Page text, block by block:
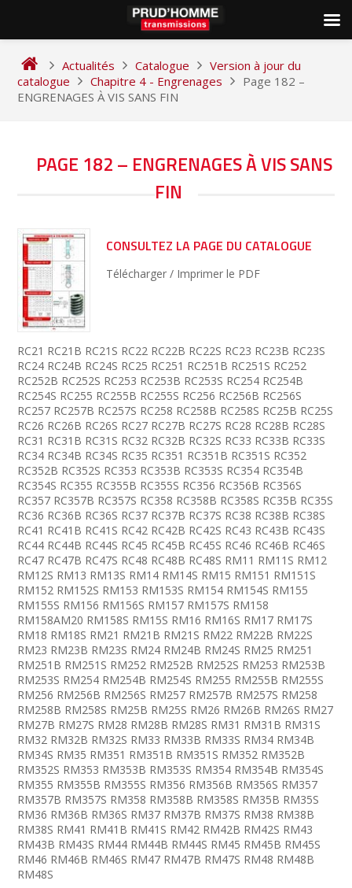
content
Actualités Catalogue
Version à jour du
catalogue
Chapitre 4 - Engrenages
Page 182 –
ENGRENAGES À VIS SANS FIN
PAGE 182 – ENGRENAGES À VIS SANS
FIN
CONSULTEZ LA PAGE DU CATALOGUE
Télécharger / Imprimer le PDF
RC21 RC21B RC21S RC22 RC22B RC22S RC23 RC23B RC23S
RC24 RC24B RC24S RC25 RC251 RC251B RC251S RC252
RC252B RC252S RC253 RC253B RC253S RC254 RC254B
RC254S RC255 RC255B RC255S RC256 RC256B RC256S
RC257 RC257B RC257S RC258 RC258B RC258S RC25B RC25S
RC26 RC26B RC26S RC27 RC27B RC27S RC28 RC28B RC28S
RC31 RC31B RC31S RC32 RC32B RC32S RC33 RC33B RC33S
RC34 RC34B RC34S RC35 RC351 RC351B RC351S RC352
RC352B RC352S RC353 RC353B RC353S RC354 RC354B
RC354S RC355 RC355B RC355S RC356 RC356B RC356S
RC357 RC357B RC357S RC358 RC358B RC358S RC35B RC35S
RC36 RC36B RC36S RC37 RC37B RC37S RC38 RC38B RC38S
RC41 RC41B RC41S RC42 RC42B RC42S RC43 RC43B RC43S
RC44 RC44B RC44S RC45 RC45B RC45S RC46 RC46B RC46S
RC47 RC47B RC47S RC48 RC48B RC48S RM11 RM11S RM12
RM12S RM13 RM13S RM14 RM14S RM15 RM151 RM151S
RM152 RM152S RM153 RM153S RM154 RM154S RM155
RM155S RM156 RM156S RM157 RM157S RM158
RM158AM20 RM158S RM15S RM16 RM16S RM17 RM17S
RM18 RM18S RM21 RM21B RM21S RM22 RM22B RM22S
RM23 RM23B RM23S RM24 RM24B RM24S RM25 RM251
RM251B RM251S RM252 RM252B RM252S RM253 RM253B
RM253S RM254 RM254B RM254S RM255 RM255B RM255S
RM256 RM256B RM256S RM257 RM257B RM257S RM258
RM258B RM258S RM25B RM25S RM26 RM26B RM26S RM27
RM27B RM27S RM28 RM28B RM28S RM31 RM31B RM31S
RM32 RM32B RM32S RM33 RM33B RM33S RM34 RM34B
RM34S RM35 RM351 RM351B RM351S RM352 RM352B
RM352S RM353 RM353B RM353S RM354 RM354B RM354S
RM355 RM355B RM355S RM356 RM356B RM356S RM357
RM357B RM357S RM358 RM358B RM358S RM35B RM35S
RM36 RM36B RM36S RM37 RM37B RM37S RM38 RM38B
RM38S RM41 RM41B RM41S RM42 RM42B RM42S RM43
RM43B RM43S RM44 RM44B RM44S RM45 RM45B RM45S
RM46 RM46B RM46S RM47 RM47B RM47S RM48 RM48B
RM48S
NAVIGATION